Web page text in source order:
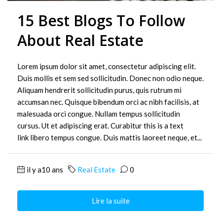
15 Best Blogs To Follow
About Real Estate
Lorem ipsum dolor sit amet, consectetur adipiscing elit.
Duis mollis et sem sed sollicitudin. Donec non odio neque.
Aliquam hendrerit sollicitudin purus, quis rutrum mi
accumsan nec. Quisque bibendum orci ac nibh facilisis, at
malesuada orci congue. Nullam tempus sollicitudin
cursus. Ut et adipiscing erat. Curabitur this is a text
link libero tempus congue. Duis mattis laoreet neque, et...
il y a10 ans Real Estate 0
Lire la suite